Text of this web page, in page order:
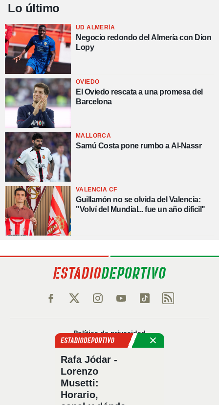
Lo último
UD ALMERÍA
Negocio redondo del Almería con Dion
Lopy
OVIEDO
El Oviedo rescata a una promesa del
Barcelona
MALLORCA
Samú Costa pone rumbo a Al-Nassr
VALENCIA CF
Guillamón no se olvida del Valencia:
"Volví del Mundial... fue un año difícil"
Política de privacidad
Política de cookies
Política Comercial
Aviso legal
Configuración de privacidad
Sobre nosotros
Rafa Jódar -
Lorenzo
Musetti:
Horario,